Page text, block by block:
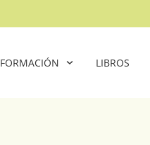
FORMACIÓN LIBROS